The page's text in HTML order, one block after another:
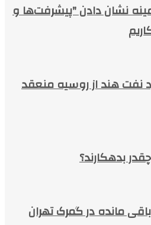
نشان دادن "پیشرفت‌ها و
نفت هند از روسیه منعقد
بدهکارند؟
مانده در گمرک تهران